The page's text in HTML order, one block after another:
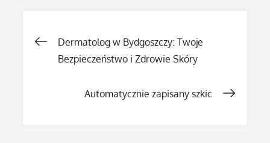
Nawigacja
Dermatolog w Bydgoszczy: Twoje
Bezpieczeństwo i Zdrowie Skóry
Automatycznie zapisany szkic